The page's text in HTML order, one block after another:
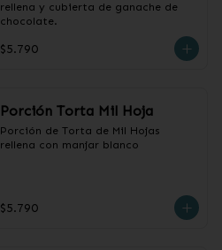
rellena y cubierta de ganache de
chocolate.
$5.790
Porción Torta Mil Hoja
Porción de Torta de Mil Hojas
rellena con manjar blanco
$5.790